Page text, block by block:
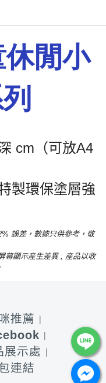
休閒小
cm（可放A4
製環保塗層強
誤差，數據只供參考，敬
幕顯示産生差異 ; 産品以收
推薦
示處
連結